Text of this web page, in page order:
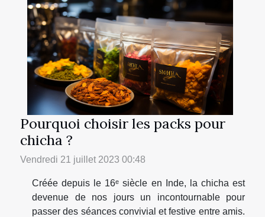
Pourquoi choisir les packs pour
chicha ?
Vendredi 21 juillet 2023 00:48
Créée depuis le 16ᵉ siècle en Inde, la chicha est
devenue de nos jours un incontournable pour
passer des séances convivial et festive entre amis.